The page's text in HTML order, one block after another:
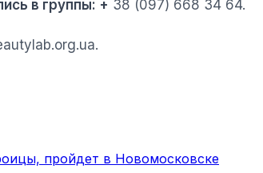
в группы: + 38 (097) 668 34 64.